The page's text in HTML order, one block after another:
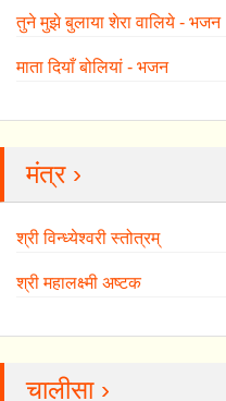
तुने मुझे बुलाया शेरा वालिये - भजन
माता दियाँ बोलियां - भजन
मंत्र ›
श्री विन्ध्येश्वरी स्तोत्रम्
श्री महालक्ष्मी अष्टक
चालीसा ›